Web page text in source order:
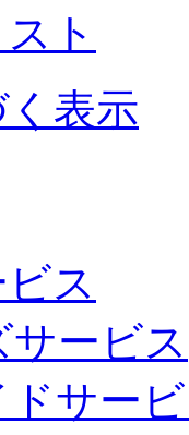
ト
表示
ス
ービス
サー